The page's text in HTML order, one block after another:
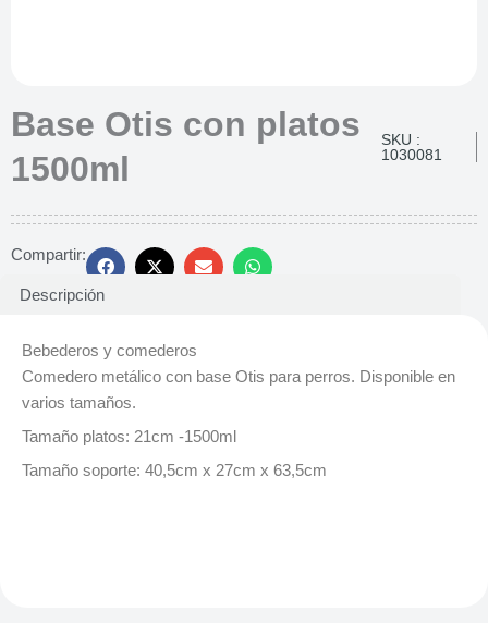
Base Otis con platos
1500ml
SKU :
1030081
Compartir:
Descripción
Bebederos y comederos
Comedero metálico con base Otis para perros. Disponible en
varios tamaños.
Tamaño platos: 21cm -1500ml
Tamaño soporte: 40,5cm x 27cm x 63,5cm